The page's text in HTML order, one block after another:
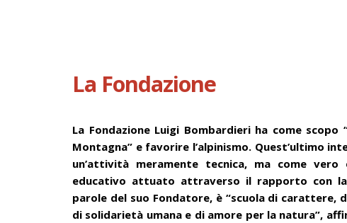
La Fondazione
La Fondazione Luigi Bombardieri ha come scopo
Montagna” e favorire l’alpinismo. Quest’ultimo
un’attività meramente tecnica, ma come
educativo attuato attraverso il rapporto con la
parole del suo Fondatore, è “scuola di carattere,
di solidarietà umana e di amore per la natura”,